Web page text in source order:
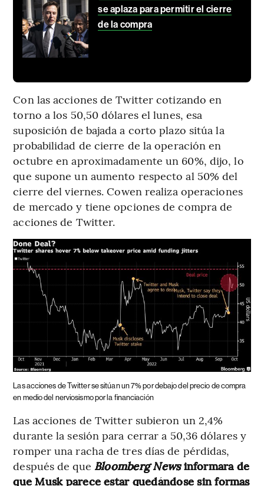
se aplaza para permitir el cierre
de la compra
Con las acciones de Twitter cotizando en
torno a los 50,50 dólares el lunes, esa
suposición de bajada a corto plazo sitúa la
probabilidad de cierre de la operación en
octubre en aproximadamente un 60%, dijo, lo
que supone un aumento respecto al 50% del
cierre del viernes. Cowen realiza operaciones
de mercado y tiene opciones de compra de
acciones de Twitter.
Las acciones de Twitter se sitúan un 7% por debajo del precio de compra
en medio del nerviosismo por la financiación
Las acciones de Twitter subieron un 2,4%
durante la sesión para cerrar a 50,36 dólares y
romper una racha de tres días de pérdidas,
después de que Bloomberg Newsinformara de
que Musk parece estar quedándose sin formas